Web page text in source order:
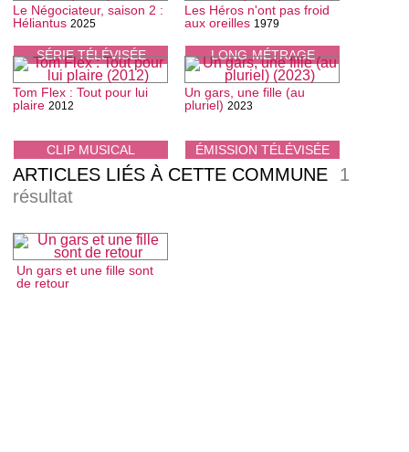
SÉRIE TÉLÉVISÉE
Le Négociateur, saison 2 :
Héliantus 2025
LONG-MÉTRAGE
Les Héros n'ont pas froid
aux oreilles 1979
CLIP MUSICAL
Tom Flex : Tout pour lui
plaire 2012
ÉMISSION TÉLÉVISÉE
Un gars, une fille (au
pluriel) 2023
ARTICLES LIÉS À CETTE COMMUNE
1
résultat
Un gars et une fille sont
de retour